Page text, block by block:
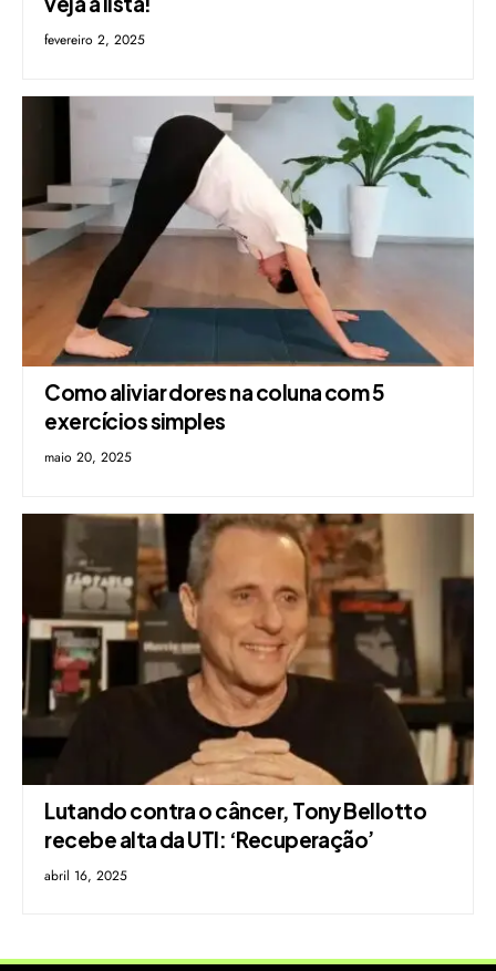
fevereiro 2, 2025
Como aliviar dores na coluna com 5
exercícios simples
maio 20, 2025
Lutando contra o câncer, Tony Bellotto
recebe alta da UTI: ‘Recuperação’
abril 16, 2025